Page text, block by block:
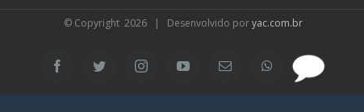
© Copyright 2026 | Desenvolvido poryac.com.br
FacebookTwitter InstagramYouTubeEmail WhatsApp
SAC